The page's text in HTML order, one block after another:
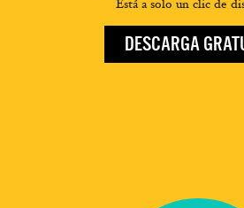
Está a solo un clic de
DESCARGA